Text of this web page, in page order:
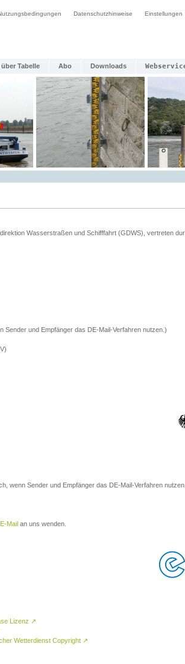
Datenschutzhinweise Einstellungen
Tabelle Abo Downloads
Wasserstraßen und Schifffahrt (GDWS), vertreten
Sender und Empfänger das DE-Mail-Verfahren nutzen.)
wenn Sender und Empfänger das DE-Mail-Verfahren
E-Mail an uns wenden.
Lizenz ↗
Wetterdienst Copyright ↗